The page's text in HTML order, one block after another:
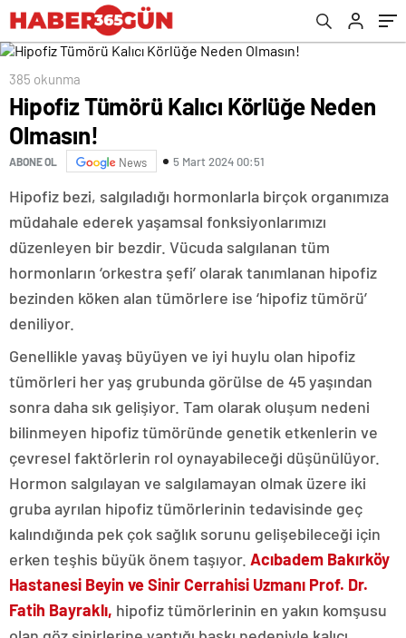
385 okunma
Hipofiz Tümörü Kalıcı Körlüğe Neden
Olmasın!
ABONE OL News 5 Mart 2024 00:51
Hipofiz bezi, salgıladığı hormonlarla birçok organımıza
müdahale ederek yaşamsal fonksiyonlarımızı
düzenleyen bir bezdir. Vücuda salgılanan tüm
hormonların ‘orkestra şefi’ olarak tanımlanan hipofiz
bezinden köken alan tümörlere ise ‘hipofiz tümörü’
deniliyor.
Genellikle yavaş büyüyen ve iyi huylu olan hipofiz
tümörleri her yaş grubunda görülse de 45 yaşından
sonra daha sık gelişiyor. Tam olarak oluşum nedeni
bilinmeyen hipofiz tümöründe genetik etkenlerin ve
çevresel faktörlerin rol oynayabileceği düşünülüyor.
Hormon salgılayan ve salgılamayan olmak üzere iki
gruba ayrılan hipofiz tümörlerinin tedavisinde geç
kalındığında pek çok sağlık sorunu gelişebileceği için
erken teşhis büyük önem taşıyor. Acıbadem Bakırköy
Hastanesi Beyin ve Sinir Cerrahisi Uzmanı Prof. Dr.
Fatih Bayraklı, hipofiz tümörlerinin en yakın komşusu